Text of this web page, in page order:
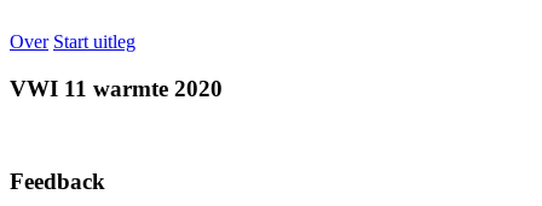
Over Start uitleg
VWI 11 warmte 2020
Feedback